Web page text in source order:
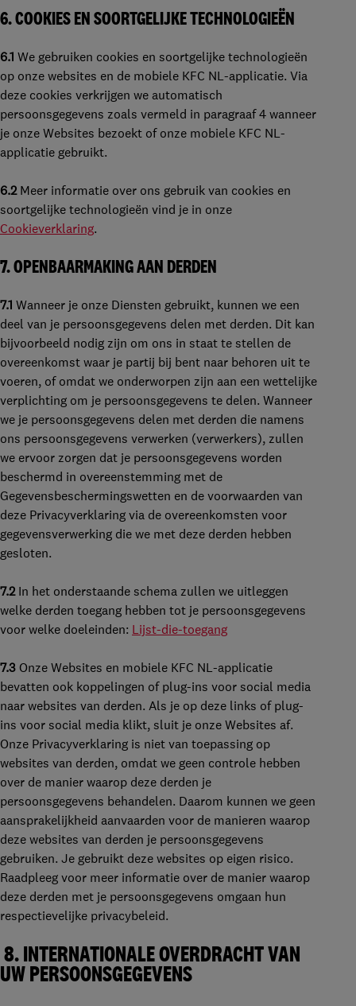
6.COOKIES EN SOORTGELIJKE TECHNOLOGIEËN
6.1 We gebruiken cookies en soortgelijke technologieën
op onze websites en de mobiele KFC NL-applicatie. Via
deze cookies verkrijgen we automatisch
persoonsgegevens zoals vermeld in paragraaf 4 wanneer
je onze Websites bezoekt of onze mobiele KFC NL-
applicatie gebruikt.
6.2 Meer informatie over ons gebruik van cookies en
soortgelijke technologieën vind je in onze
Cookieverklaring.
7.OPENBAARMAKING AAN DERDEN
7.1 Wanneer je onze Diensten gebruikt, kunnen we een
deel van je persoonsgegevens delen met derden. Dit kan
bijvoorbeeld nodig zijn om ons in staat te stellen de
overeenkomst waar je partij bij bent naar behoren uit te
voeren, of omdat we onderworpen zijn aan een wettelijke
verplichting om je persoonsgegevens te delen. Wanneer
we je persoonsgegevens delen met derden die namens
ons persoonsgegevens verwerken (verwerkers), zullen
we ervoor zorgen dat je persoonsgegevens worden
beschermd in overeenstemming met de
Gegevensbeschermingswetten en de voorwaarden van
deze Privacyverklaring via de overeenkomsten voor
gegevensverwerking die we met deze derden hebben
gesloten.
7.2 In het onderstaande schema zullen we uitleggen
welke derden toegang hebben tot je persoonsgegevens
voor welke doeleinden: Lijst-die-toegang
7.3 Onze Websites en mobiele KFC NL-applicatie
bevatten ook koppelingen of plug-ins voor social media
naar websites van derden. Als je op deze links of plug-
ins voor social media klikt, sluit je onze Websites af.
Onze Privacyverklaring is niet van toepassing op
websites van derden, omdat we geen controle hebben
over de manier waarop deze derden je
persoonsgegevens behandelen. Daarom kunnen we geen
aansprakelijkheid aanvaarden voor de manieren waarop
deze websites van derden je persoonsgegevens
gebruiken. Je gebruikt deze websites op eigen risico.
Raadpleeg voor meer informatie over de manier waarop
deze derden met je persoonsgegevens omgaan hun
respectievelijke privacybeleid.
8.INTERNATIONALE OVERDRACHT VAN
UW PERSOONSGEGEVENS